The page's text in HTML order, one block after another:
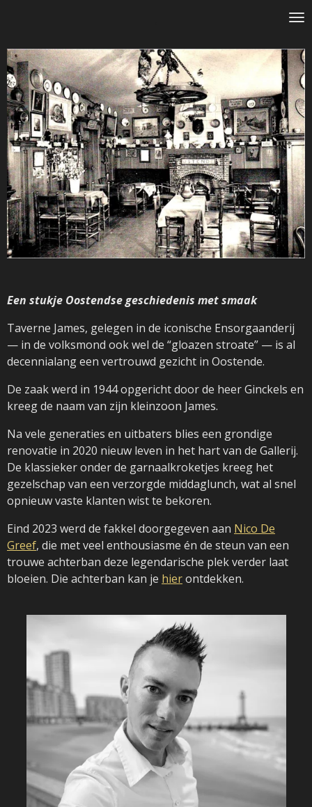
naar
de
hoofdinhoud
Een stukje Oostendse geschiedenis met smaak
Taverne James, gelegen in de iconische Ensorgaanderij
— in de volksmond ook wel de “gloazen stroate” — is al
decennialang een vertrouwd gezicht in Oostende.
De zaak werd in 1944 opgericht door de heer Ginckels en
kreeg de naam van zijn kleinzoon James.
Na vele generaties en uitbaters blies een grondige
renovatie in 2020 nieuw leven in het hart van de Gallerij.
De klassieker onder de garnaalkroketjes kreeg het
gezelschap van een verzorgde middaglunch, wat al snel
opnieuw vaste klanten wist te bekoren.
Eind 2023 werd de fakkel doorgegeven aan Nico De
Greef, die met veel enthousiasme én de steun van een
trouwe achterban deze legendarische plek verder laat
bloeien. Die achterban kan je hierontdekken.